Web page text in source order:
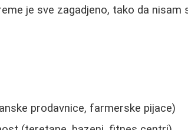
je sve zagadjeno, tako da nisam
prodavnice, farmerske pijace)